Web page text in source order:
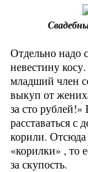
Отдельно надо
невестину
младший член
выкуп от
за сто
расставаться с
корили. Отсюда
«корилки» , то
за скупость.